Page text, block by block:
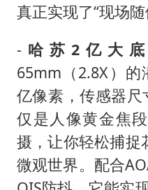
真正实现了“现场随
- 哈苏2亿大
65mm（2.8X）
亿像素，传感器
仅是人像黄金焦
摄，让你轻松捕捉
微观世界。配合